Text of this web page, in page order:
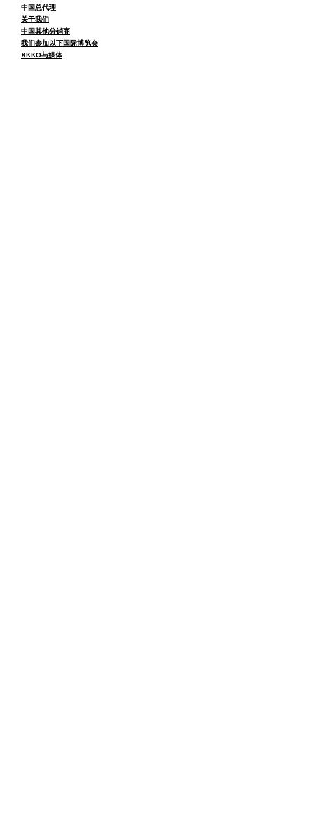
中国总代理
关于我们
中国其他分销商
我们参加以下国际博览会
XKKO与媒体